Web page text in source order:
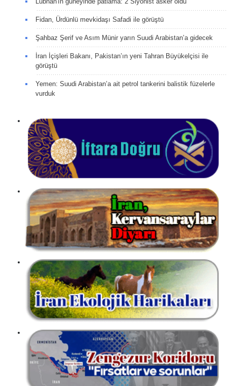
Fidan, Ürdünlü mevkidaşı Safadi ile görüştü
Şahbaz Şerif ve Asım Münir yarın Suudi Arabistan’a gidecek
İran İçişleri Bakanı, Pakistan’ın yeni Tahran Büyükelçisi ile
görüştü
Yemen: Suudi Arabistan’a ait petrol tankerini balistik füzelerle
vurduk